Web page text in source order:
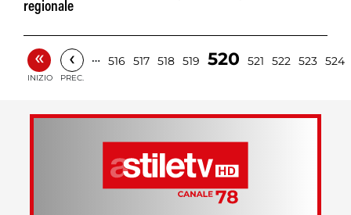
regionale
«
INIZIO
‹
PREC.
… 516 517 518 519 520 521 522 523 524